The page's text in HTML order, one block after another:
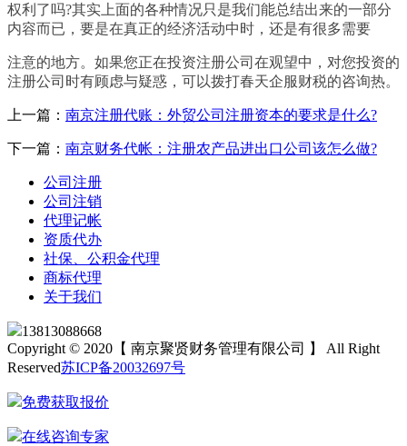
权利了吗?其实上面的各种情况只是我们能总结出来的一部分
内容而已，要是在真正的经济活动中时，还是有很多需要
注意的地方。如果您正在投资注册公司在观望中，对您投资的
注册公司时有顾虑与疑惑，可以拨打春天企服财税的咨询热。
上一篇： 南京注册代账：外贸公司注册资本的要求是什么?
下一篇： 南京财务代帐：注册农产品进出口公司该怎么做?
公司注册
公司注销
代理记帐
资质代办
社保、公积金代理
商标代理
关于我们
13813088668
Copyright © 2020【 南京聚贤财务管理有限公司 】 All Right
Reserved苏ICP备20032697号
免费获取报价
在线咨询专家